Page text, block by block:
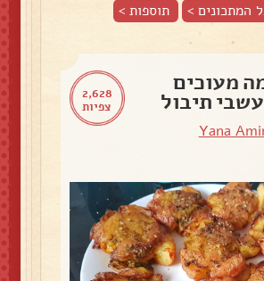
המתכונים > תוספות>
2,628
צפיות
מעוכים
תיבול
Yana